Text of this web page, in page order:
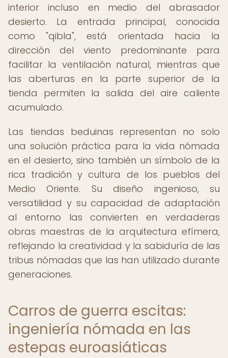
interior incluso en medio del abrasador
desierto. La entrada principal, conocida
como "qibla", está orientada hacia la
dirección del viento predominante para
facilitar la ventilación natural, mientras que
las aberturas en la parte superior de la
tienda permiten la salida del aire caliente
acumulado.
Las tiendas beduinas representan no solo
una solución práctica para la vida nómada
en el desierto, sino también un símbolo de la
rica tradición y cultura de los pueblos del
Medio Oriente. Su diseño ingenioso, su
versatilidad y su capacidad de adaptación
al entorno las convierten en verdaderas
obras maestras de la arquitectura efímera,
reflejando la creatividad y la sabiduría de las
tribus nómadas que las han utilizado durante
generaciones.
Carros de guerra escitas:
ingeniería nómada en las
estepas euroasiáticas